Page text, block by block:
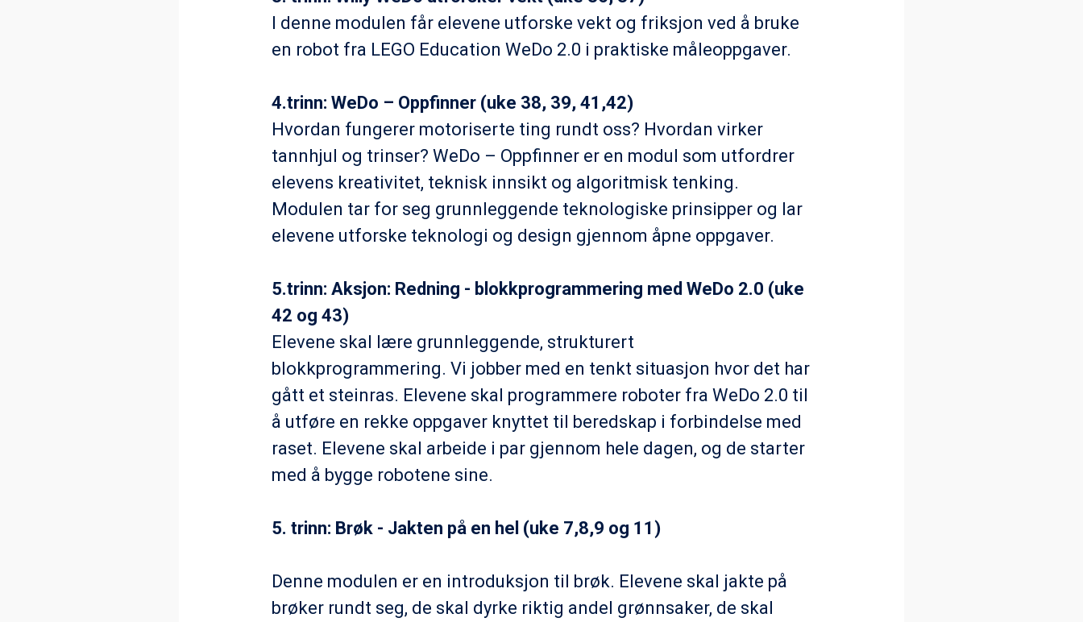
I denne modulen får elevene utforske vekt og friksjon ved å bruke
en robot fra LEGO Education WeDo 2.0 i praktiske måleoppgaver.
4.trinn: WeDo – Oppfinner (uke 38, 39, 41,42)
Hvordan fungerer motoriserte ting rundt oss? Hvordan virker
tannhjul og trinser? WeDo – Oppfinner er en modul som utfordrer
elevens kreativitet, teknisk innsikt og algoritmisk tenking.
Modulen tar for seg grunnleggende teknologiske prinsipper og lar
elevene utforske teknologi og design gjennom åpne oppgaver.
5.trinn: Aksjon: Redning - blokkprogrammering med WeDo 2.0 (uke
42 og 43)
Elevene skal lære grunnleggende, strukturert
blokkprogrammering. Vi jobber med en tenkt situasjon hvor det har
gått et steinras. Elevene skal programmere roboter fra WeDo 2.0 til
å utføre en rekke oppgaver knyttet til beredskap i forbindelse med
raset. Elevene skal arbeide i par gjennom hele dagen, og de starter
med å bygge robotene sine.
5. trinn: Brøk - Jakten på en hel (uke 7,8,9 og 11)
Denne modulen er en introduksjon til brøk. Elevene skal jakte på
brøker rundt seg, de skal dyrke riktig andel grønnsaker, de skal